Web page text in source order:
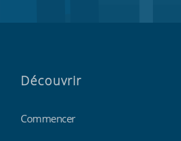
Découvrir
Commencer